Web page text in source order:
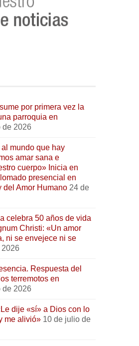
por primera vez la
parroquia en
de 2026
mundo que hay
amar sana e
cuerpo» Inicia en
presencial en
del Amor Humano 24 de
celebra 50 años de vida
Christi: «Un amor
ni se envejece ni se
2026
Respuesta del
terremotos en
de 2026
dije «sí» a Dios con lo
me alivió» 10 de julio de